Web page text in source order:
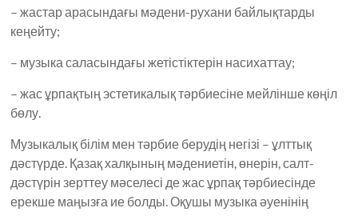
– жастар арасындағы мәдени-рухани байлықтарды
кеңейту;
– музыка саласындағы жетістіктерін насихаттау;
– жас ұрпақтың эстетикалық тәрбиесіне мейлінше көңіл
бөлу.
Музыкалық білім мен тәрбие берудің негізі – ұлттық
дәстүрде. Қазақ халқының мәдениетін, өнерін, салт-
дәстүрін зерттеу мәселесі де жас ұрпақ тәрбиесінде
ерекше маңызға ие болды. Оқушы музыка әуенінің